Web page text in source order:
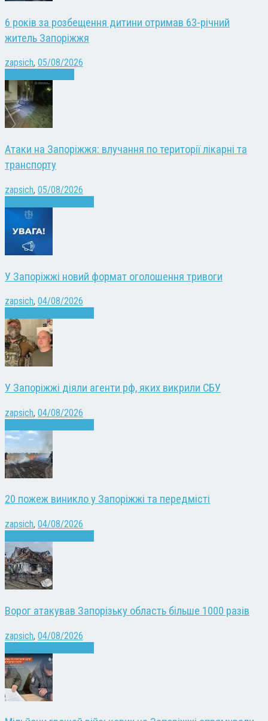
6 років за розбещення дитини отримав 63-річний
житель Запоріжжя
zapsich, 05/08/2026
Атаки на Запоріжжя: влучання по території лікарні та
транспорту
zapsich, 05/08/2026
У Запоріжжі новий формат оголошення тривоги
zapsich, 04/08/2026
У Запоріжжі діяли агенти рф, яких викрили СБУ
zapsich, 04/08/2026
20 пожеж виникло у Запоріжжі та передмісті
zapsich, 04/08/2026
Ворог атакував Запорізьку область більше 1000 разів
zapsich, 04/08/2026